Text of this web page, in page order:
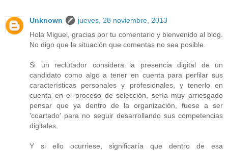
Unknown
jueves, 28 noviembre, 2013
Hola Miguel, gracias por tu comentario y bienvenido al blog.
No digo que la situación que comentas no sea posible.
Si un reclutador considera la presencia digital de un
candidato como algo a tener en cuenta para perfilar sus
características personales y profesionales, y tenerlo en
cuenta en el proceso de selección, sería muy arriesgado
pensar que ya dentro de la organización, fuese a ser
'coartado' para no seguir desarrollando sus competencias
digitales.
Y si ello ocurriese, significaría que dentro de esa